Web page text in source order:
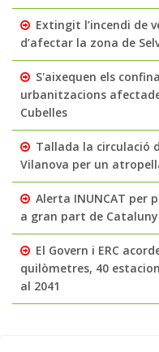
Extingit l’incendi de
d’afectar la zona de
S'aixequen els
urbanitzacions
Cubelles
Tallada la circulació
Vilanova per un
Alerta INUNCAT per
a gran part de
El Govern i ERC
quilòmetres, 40
al 2041